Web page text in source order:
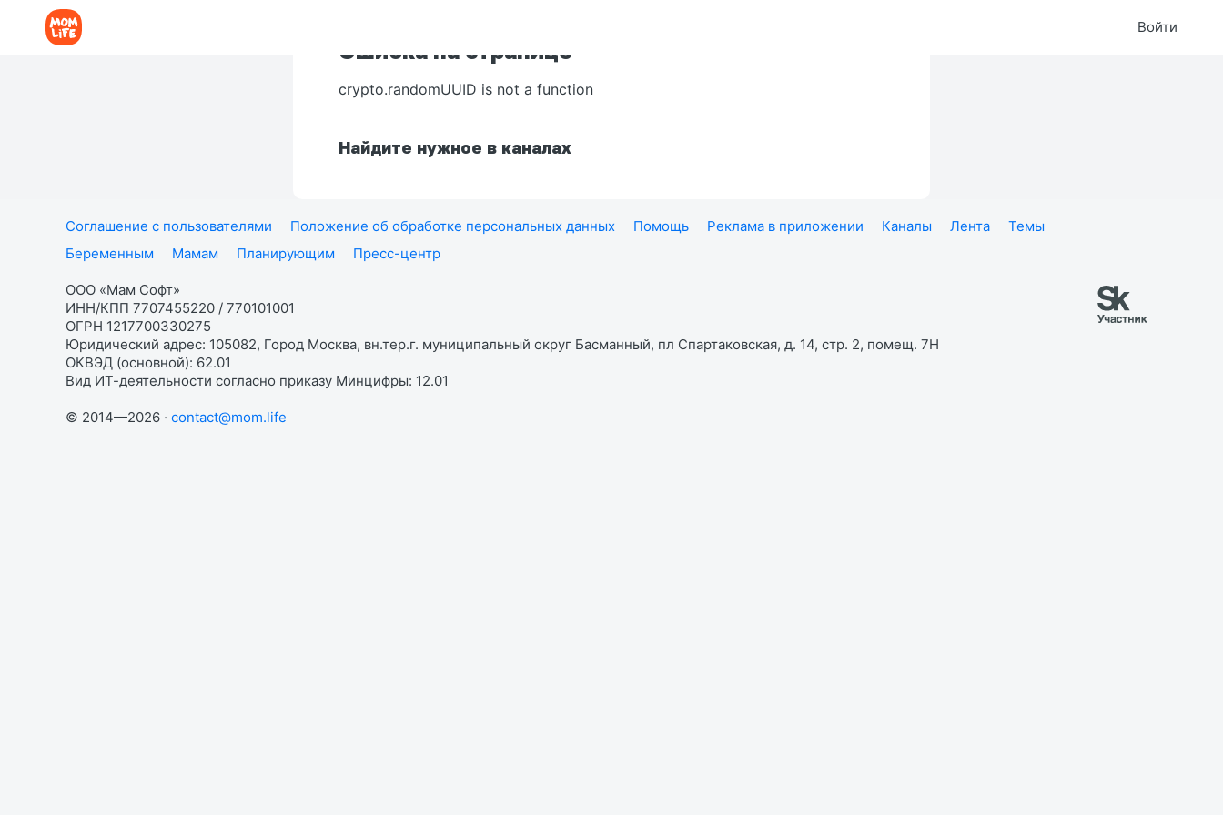
Войти
Ошибка на странице
crypto.randomUUID is not a function
Найдите нужное в каналах
Соглашение с пользователями Положение об обработке персональных данных Помощь Реклама в приложении Каналы Лента
Темы
Беременным
Мамам Планирующим Пресс-центр
ООО «Мам Софт»
ИНН/КПП 7707455220 / 770101001
ОГРН 1217700330275
Юридический адрес: 105082, Город Москва, вн.тер.г. муниципальный округ Басманный, пл Спартаковская, д. 14, стр. 2, помещ. 7Н
ОКВЭД (основной): 62.01
Вид ИТ-деятельности согласно приказу Минцифры: 12.01
© 2014—2026 · contact@mom.life